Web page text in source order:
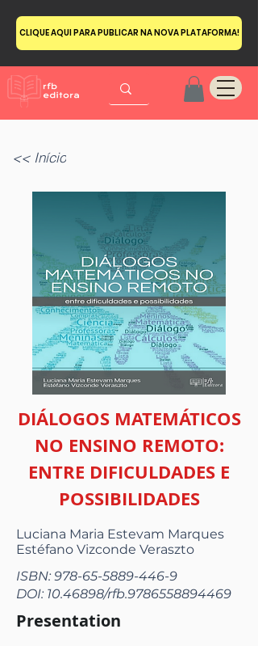
CLIQUE AQUI PARA PUBLICAR NA NOVA PLATAFORMA!
<< Início
DIÁLOGOS MATEMÁTICOS
NO ENSINO REMOTO:
ENTRE DIFICULDADES E
POSSIBILIDADES
Luciana Maria Estevam Marques
Estéfano Vizconde Veraszto
ISBN:978-65-5889-446-9
DOI: 10.46898/rfb.9786558894469
Presentation